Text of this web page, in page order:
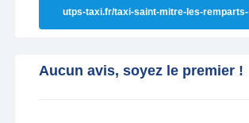
utps-taxi.fr/taxi-saint-mitre-les-remparts-
Aucun avis, soyez le premier !